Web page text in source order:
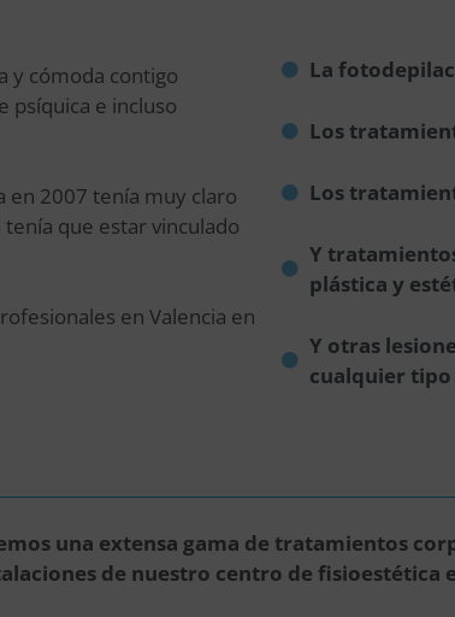
y cómoda contigo
psíquica e incluso
en 2007 tenía muy claro
que estar vinculado
en Valencia en
La
Los
Los
Y
plástica y
Y otras
cualquier
una extensa gama de tratamientos
de nuestro centro de fisioestética